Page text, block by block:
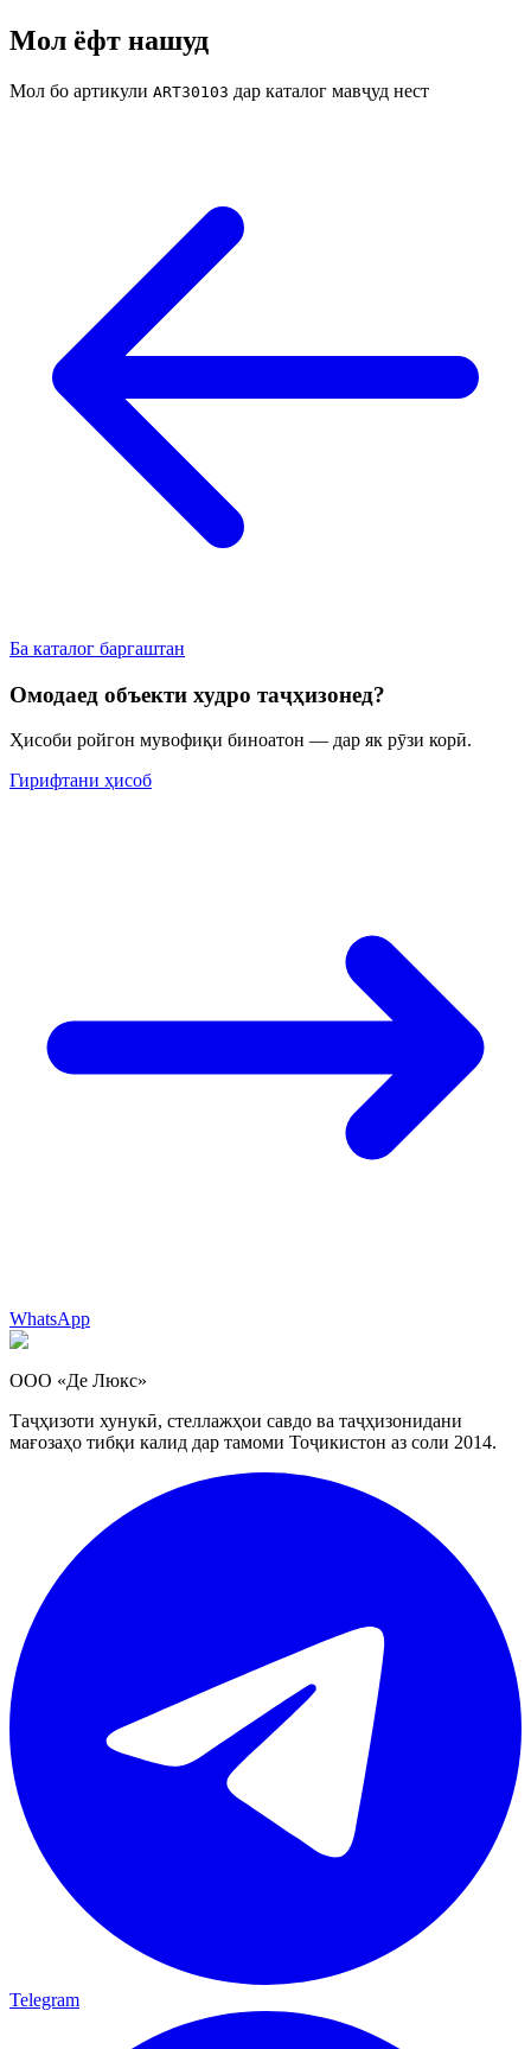
Мол ёфт нашуд
Мол бо артикули ART30103 дар каталог мавҷуд нест
Ба каталог баргаштан
Омодаед объекти худро таҷҳизонед?
Ҳисоби ройгон мувофиқи биноатон — дар як рӯзи корӣ.
Гирифтани ҳисоб
WhatsApp
ООО «Де Люкс»
Таҷҳизоти хунукӣ, стеллажҳои савдо ва таҷҳизонидани
мағозаҳо тибқи калид дар тамоми Тоҷикистон аз соли 2014.
Telegram